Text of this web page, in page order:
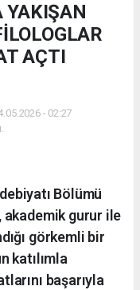
YAKIŞAN
AÇTI
- 02:27
Bölümü
gurur ile
görkemli bir
katılımla
başarıyla